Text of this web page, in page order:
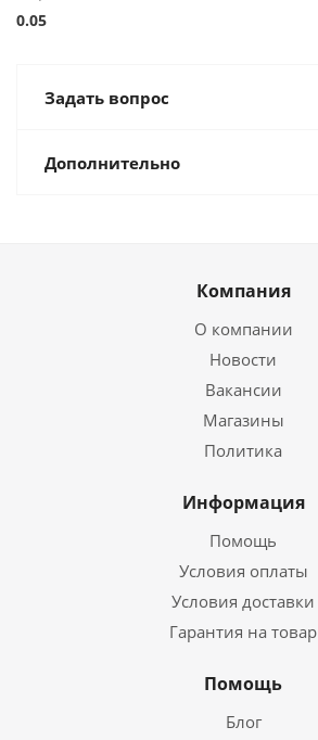
0.05
Задать вопрос
Дополнительно
Компания
О компании
Новости
Вакансии
Магазины
Политика
Информация
Помощь
Условия оплаты
Условия доставки
Гарантия на товар
Помощь
Блог